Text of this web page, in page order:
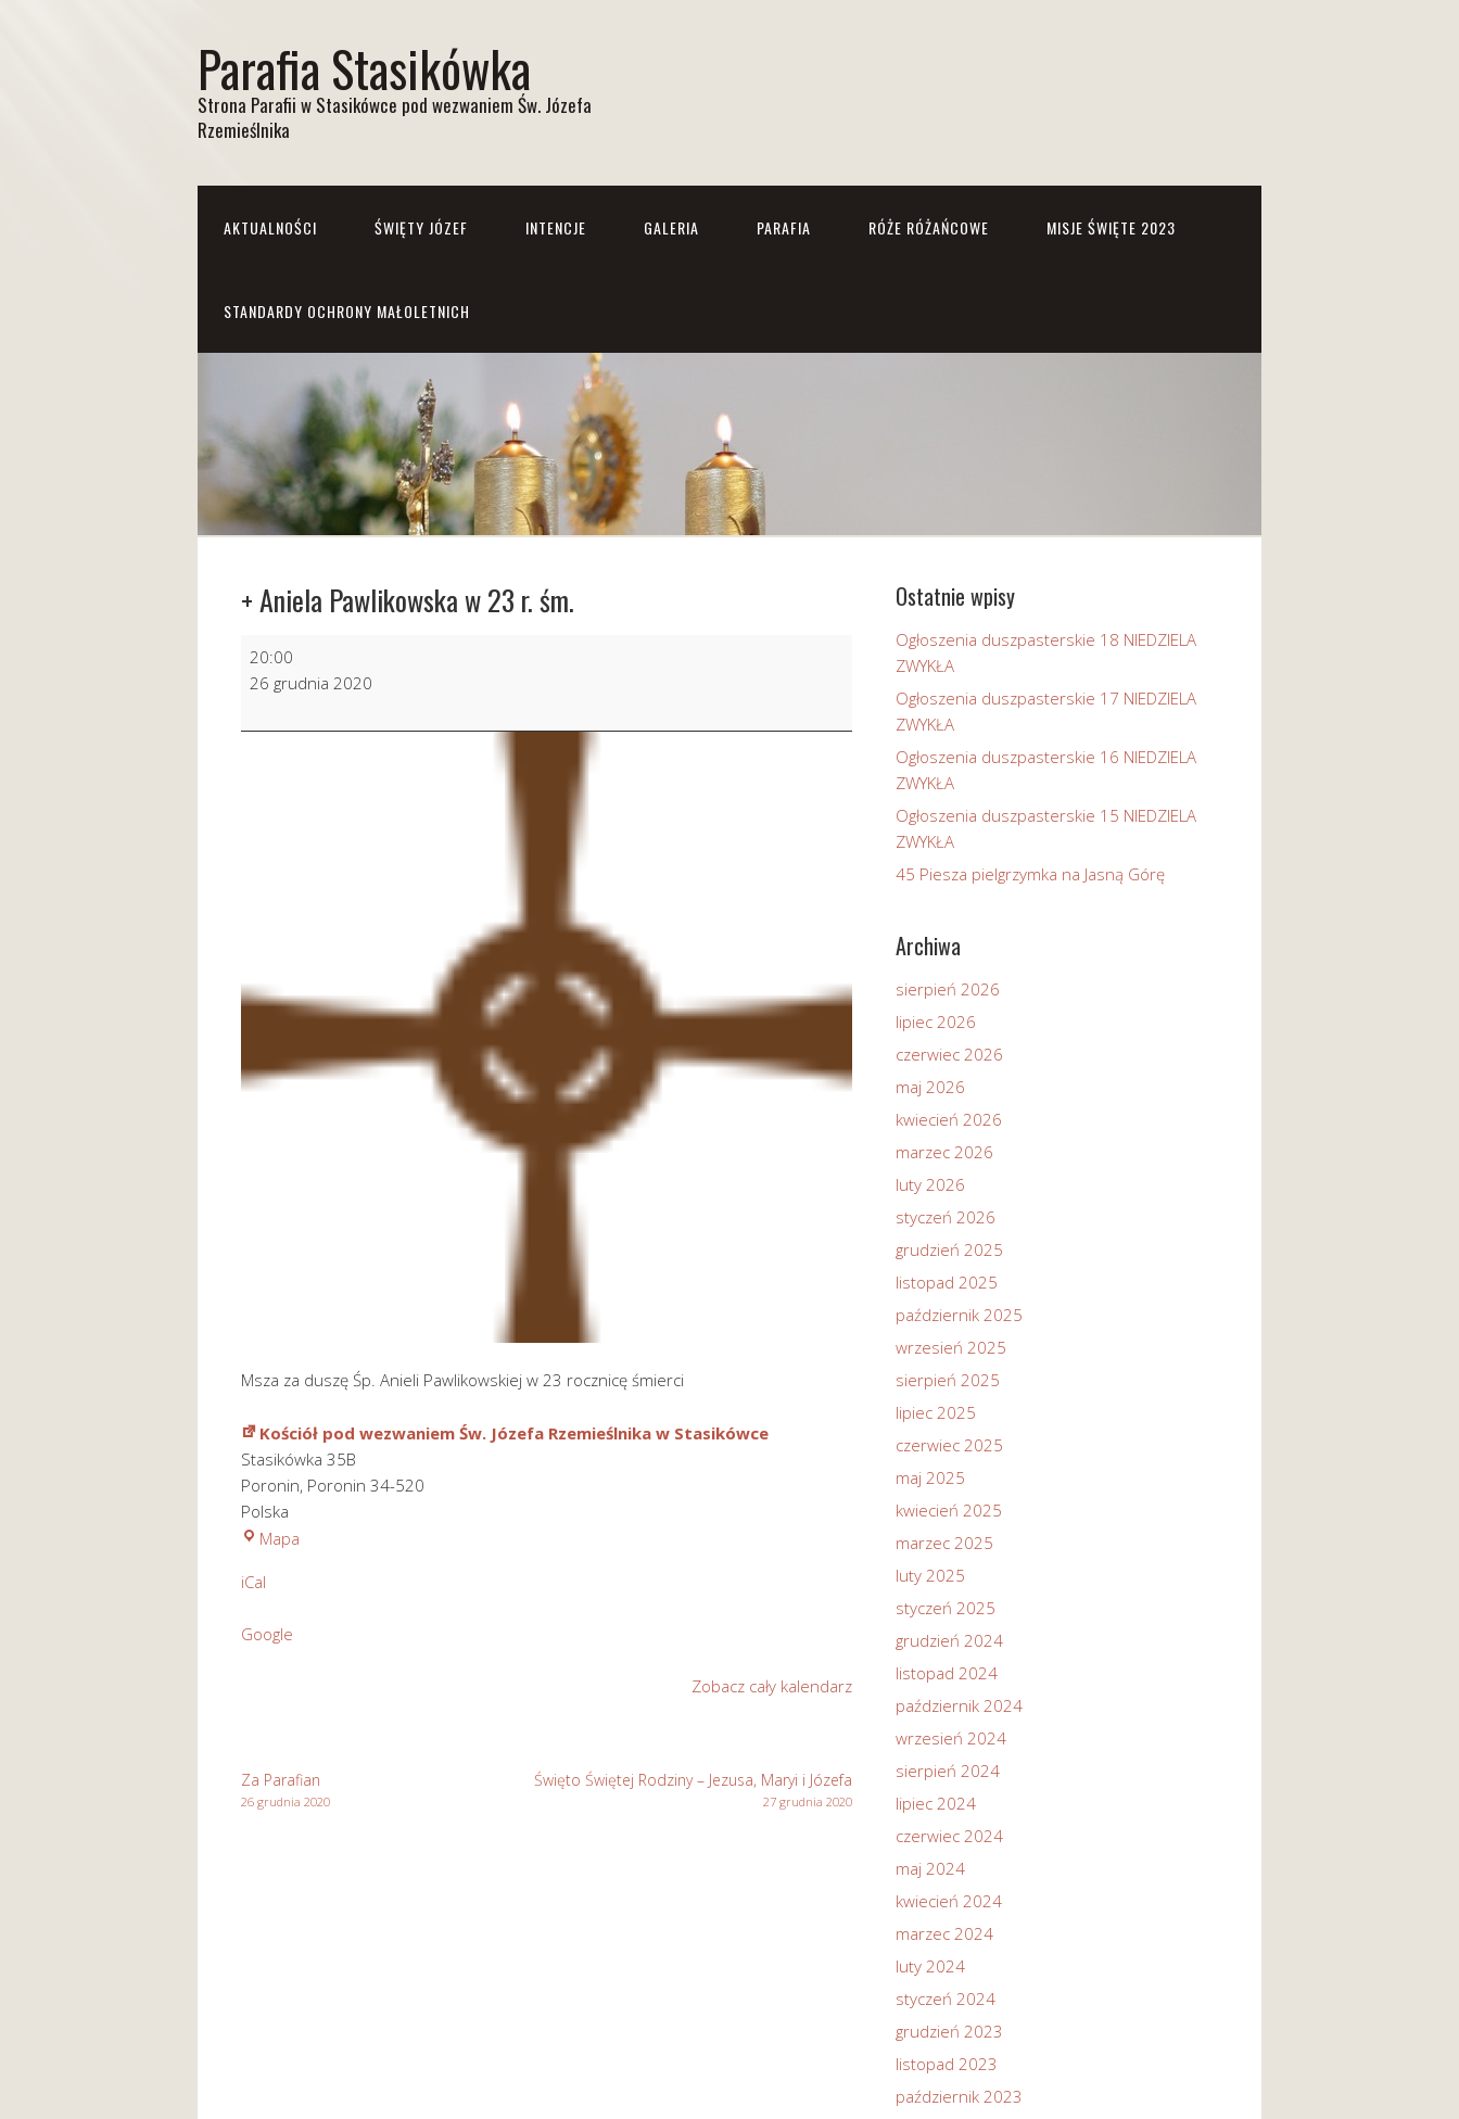
Parafia Stasikówka
Strona Parafii w Stasikówce pod wezwaniem Św. Józefa
Rzemieślnika
AKTUALNOŚCI ŚWIĘTY JÓZEF INTENCJE GALERIA PARAFIA RÓŻE RÓŻAŃCOWE MISJE ŚWIĘTE 2023
STANDARDY OCHRONY MAŁOLETNICH
+ Aniela Pawlikowska w 23 r. śm.
Aniela
Pawlikowska
w
20:00
26 grudnia 2020
Msza za duszę Śp. Anieli Pawlikowskiej w 23 rocznicę śmierci
Kościół pod wezwaniem Św. Józefa Rzemieślnika w Stasikówce
Stasikówka 35B
Poronin, Poronin 34-520
Polska
Mapa
iCal
Google
Zobacz cały kalendarz
Za Parafian
26 grudnia 2020
Święto Świętej Rodziny – Jezusa, Maryi i Józefa
27 grudnia 2020
Ostatnie wpisy
Ogłoszenia duszpasterskie 18 NIEDZIELA
ZWYKŁA
Ogłoszenia duszpasterskie 17 NIEDZIELA
ZWYKŁA
Ogłoszenia duszpasterskie 16 NIEDZIELA
ZWYKŁA
Ogłoszenia duszpasterskie 15 NIEDZIELA
ZWYKŁA
45 Piesza pielgrzymka na Jasną Górę
Archiwa
sierpień 2026
lipiec 2026
czerwiec 2026
maj 2026
kwiecień 2026
marzec 2026
luty 2026
styczeń 2026
grudzień 2025
listopad 2025
październik 2025
wrzesień 2025
sierpień 2025
lipiec 2025
czerwiec 2025
maj 2025
kwiecień 2025
marzec 2025
luty 2025
styczeń 2025
grudzień 2024
listopad 2024
październik 2024
wrzesień 2024
sierpień 2024
lipiec 2024
czerwiec 2024
maj 2024
kwiecień 2024
marzec 2024
luty 2024
styczeń 2024
grudzień 2023
listopad 2023
październik 2023